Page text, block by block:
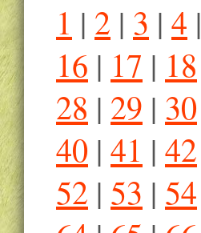
1 | 2 | 3 | 4 |
16 | 17 | 18
28 | 29 | 30
40 | 41 | 42
52 | 53 | 54